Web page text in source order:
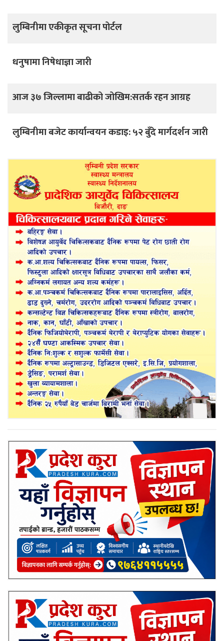
लुम्बिनीमा एकीकृत सूचना पोर्टल
धनुषामा निषेधाज्ञा जारी
आज ३७ जिल्लामा बाढीको जोखिम:सतर्क रहन आग्रह
लुम्बिनीमा बजेट कार्यान्वयन कडाइ: ५२ बुँदे मार्गदर्शन जारी